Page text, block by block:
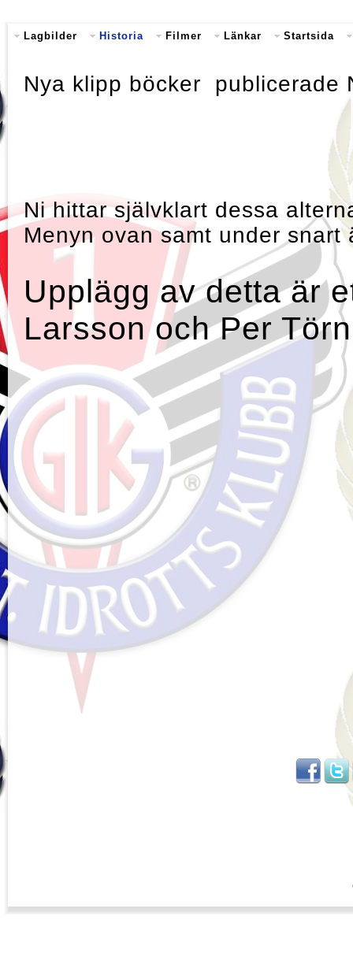
Lagbilder Historia Filmer Länkar Startsida
Nya klipp böcker publicerade
Ni hittar självklart dessa
Menyn ovan samt under
Upplägg av detta är
Larsson och Per